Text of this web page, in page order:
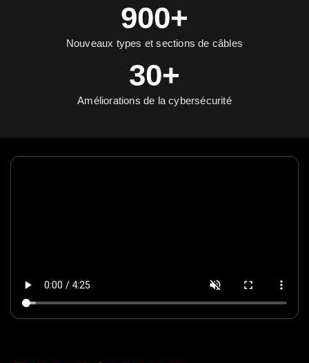
900+
Nouveaux types et sections de câbles
30+
Améliorations de la cybersécurité